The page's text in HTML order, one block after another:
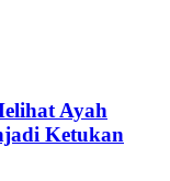
Ayah
Ketukan